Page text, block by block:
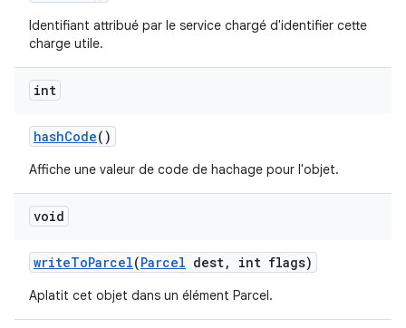
Identifiant attribué par le service chargé d'identifier cette
charge utile.
int
hashCode()
Affiche une valeur de code de hachage pour l'objet.
void
writeToParcel(Parcel dest, int flags)
Aplatit cet objet dans un élément Parcel.